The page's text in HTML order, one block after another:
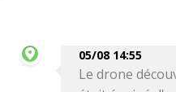
05/08 14:55
Le drone